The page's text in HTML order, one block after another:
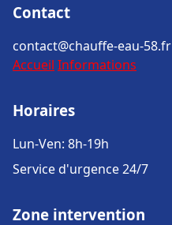
Contact
contact@chauffe-eau-58.fr
Accueil Informations
Horaires
Lun-Ven: 8h-19h
Service d'urgence 24/7
Zone intervention